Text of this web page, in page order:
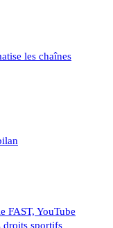
les chaînes
FAST, YouTube
droits sportifs